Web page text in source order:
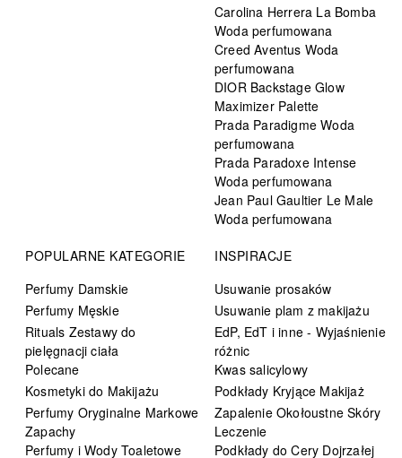
Carolina Herrera La Bomba
Woda perfumowana
Creed Aventus Woda
perfumowana
DIOR Backstage Glow
Maximizer Palette
Prada Paradigme Woda
perfumowana
Prada Paradoxe Intense
Woda perfumowana
Jean Paul Gaultier Le Male
Woda perfumowana
POPULARNE KATEGORIE
Perfumy Damskie
Perfumy Męskie
Rituals Zestawy do
pielęgnacji ciała
Polecane
Kosmetyki do Makijażu
Perfumy Oryginalne Markowe
Zapachy
Perfumy i Wody Toaletowe
INSPIRACJE
Usuwanie prosaków
Usuwanie plam z makijażu
EdP, EdT i inne - Wyjaśnienie
różnic
Kwas salicylowy
Podkłady Kryjące Makijaż
Zapalenie Okołoustne Skóry
Leczenie
Podkłady do Cery Dojrzałej